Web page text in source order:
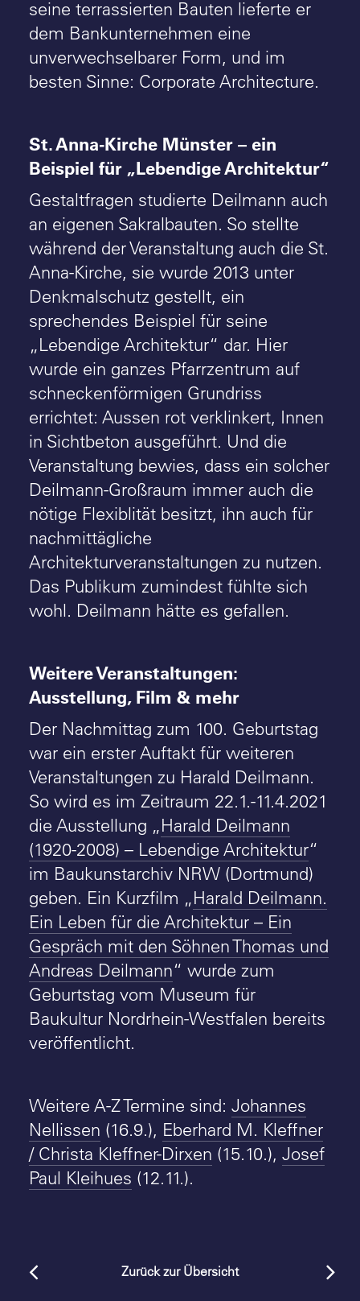
seine terrassierten Bauten lieferte er
dem Bankunternehmen eine
unverwechselbarer Form, und im
besten Sinne: Corporate Architecture.
St. Anna-Kirche Münster – ein
Beispiel für „Lebendige Architektur“
Gestaltfragen studierte Deilmann auch
an eigenen Sakralbauten. So stellte
während der Veranstaltung auch die St.
Anna-Kirche, sie wurde 2013 unter
Denkmalschutz gestellt, ein
sprechendes Beispiel für seine
„Lebendige Architektur“ dar. Hier
wurde ein ganzes Pfarrzentrum auf
schneckenförmigen Grundriss
errichtet: Aussen rot verklinkert, Innen
in Sichtbeton ausgeführt. Und die
Veranstaltung bewies, dass ein solcher
Deilmann-Großraum immer auch die
nötige Flexiblität besitzt, ihn auch für
nachmittägliche
Architekturveranstaltungen zu nutzen.
Das Publikum zumindest fühlte sich
wohl. Deilmann hätte es gefallen.
Weitere Veranstaltungen:
Ausstellung, Film & mehr
Der Nachmittag zum 100. Geburtstag
war ein erster Auftakt für weiteren
Veranstaltungen zu Harald Deilmann.
So wird es im Zeitraum 22.1.-11.4.2021
die Ausstellung „Harald Deilmann
(1920-2008) – Lebendige Architektur“
im Baukunstarchiv NRW (Dortmund)
geben. Ein Kurzfilm „Harald Deilmann.
Ein Leben für die Architektur – Ein
Gespräch mit den Söhnen Thomas und
Andreas Deilmann“ wurde zum
Geburtstag vom Museum für
Baukultur Nordrhein-Westfalen bereits
veröffentlicht.
Weitere A-Z Termine sind: Johannes
Nellissen (16.9.), Eberhard M. Kleffner
/ Christa Kleffner-Dirxen (15.10.), Josef
Paul Kleihues (12.11.).
Zurück zur Übersicht